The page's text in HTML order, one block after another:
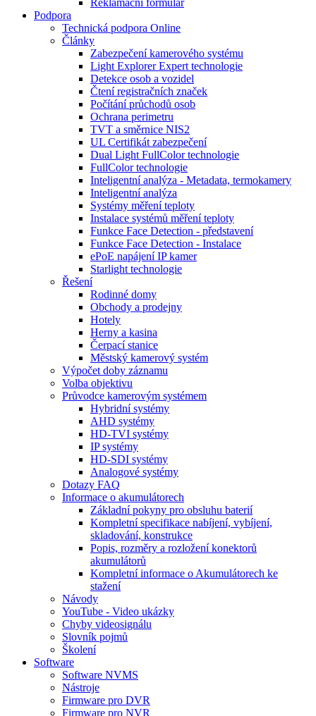
Reklamační formulář
Podpora
Technická podpora Online
Články
Zabezpečení kamerového systému
Light Explorer Expert technologie
Detekce osob a vozidel
Čtení registračních značek
Počítání průchodů osob
Ochrana perimetru
TVT a směrnice NIS2
UL Certifikát zabezpečení
Dual Light FullColor technologie
FullColor technologie
Inteligentní analýza - Metadata, termokamery
Inteligentní analýza
Systémy měření teploty
Instalace systémů měření teploty
Funkce Face Detection - představení
Funkce Face Detection - Instalace
ePoE napájení IP kamer
Starlight technologie
Řešení
Rodinné domy
Obchody a prodejny
Hotely
Herny a kasina
Čerpací stanice
Městský kamerový systém
Výpočet doby záznamu
Volba objektivu
Průvodce kamerovým systémem
Hybridní systémy
AHD systémy
HD-TVI systémy
IP systémy
HD-SDI systémy
Analogové systémy
Dotazy FAQ
Informace o akumulátorech
Základní pokyny pro obsluhu baterií
Kompletní specifikace nabíjení, vybíjení,
skladování, konstrukce
Popis, rozměry a rozložení konektorů
akumulátorů
Kompletní informace o Akumulátorech ke
stažení
Návody
YouTube - Video ukázky
Chyby videosignálu
Slovník pojmů
Školení
Software
Software NVMS
Nástroje
Firmware pro DVR
Firmware pro NVR